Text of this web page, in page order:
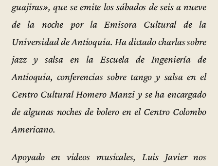
guajiras», que se emite los sábados de seis a nueve
de la noche por la Emisora Cultural de la
Universidad de Antioquia. Ha dictado charlas sobre
jazz y salsa en la Escuela de Ingeniería de
Antioquia, conferencias sobre tango y salsa en el
Centro Cultural Homero Manzi y se ha encargado
de algunas noches de bolero en el Centro Colombo
Americano.
Apoyado en videos musicales, Luis Javier nos